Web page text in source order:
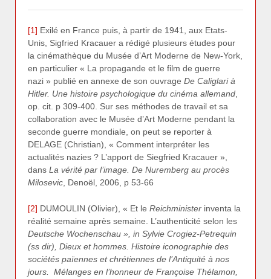
[1] Exilé en France puis, à partir de 1941, aux Etats-
Unis, Sigfried Kracauer a rédigé plusieurs études pour
la cinémathèque du Musée d’Art Moderne de New-York,
en particulier « La propagande et le film de guerre
nazi » publié en annexe de son ouvrage De Caliglari à
Hitler. Une histoire psychologique du cinéma allemand
op. cit. p 309-400. Sur ses méthodes de travail et sa
collaboration avec le Musée d’Art Moderne pendant la
seconde guerre mondiale, on peut se reporter à
DELAGE (Christian), « Comment interpréter les
actualités nazies ? L’apport de Siegfried Kracauer »,
dans La vérité par l’image. De Nuremberg au procès
Milosevic , Denoël, 2006, p 53-66
[2] DUMOULIN (Olivier), « Et le Reichminister inventa la
réalité semaine après semaine. L’authenticité selon les
Deutsche Wochenschau », in Sylvie Crogiez-Petrequin
(ss dir), Dieux et hommes. Histoire iconographie des
sociétés païennes et chrétiennes de l’Antiquité à nos
jours.
Mélanges en l’honneur de Françoise Thélamon,